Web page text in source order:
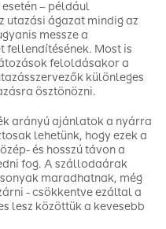
– például
ágazat mindig az
messze a
fellendítésének. Most is
feloldásakor a
különleges
ösztönözni.
arányú ajánlatok a nyárra
lehetünk, hogy ezek a
és hosszú távon a
fog. A szállodaárak
maradhatnak, még
- csökkentve ezáltal a
lesz közöttük a kevesebb